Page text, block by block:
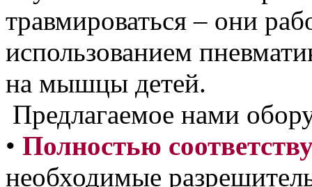
травмироваться – они
использованием
на мышцы детей.
Предлагаемое нами
• Полностью
необходимые